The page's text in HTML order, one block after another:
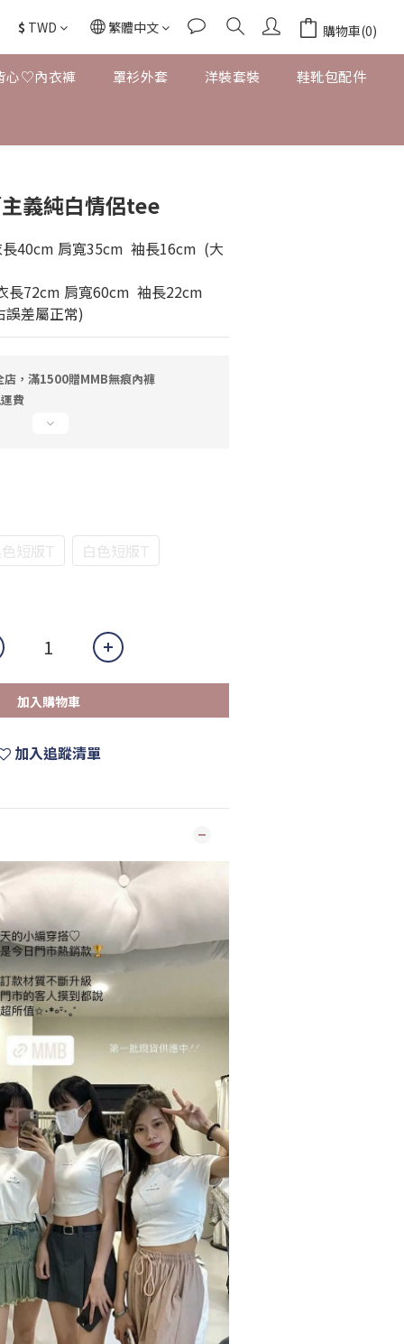
$ TWD 繁體中文 購物車(0)
心♡內衣褲 罩衫外套 洋裝套裝 鞋靴包配件
義純白情侶tee
40cm 肩寬35cm  袖長16cm  (大
長72cm 肩寬60cm  袖長22cm
差屬正常)
，滿1500贈MMB無痕內褲
費
短版T 白色短版T
加入購物車
加入追蹤清單